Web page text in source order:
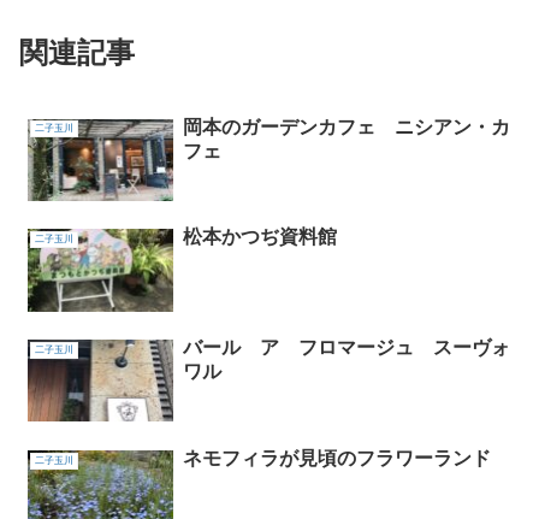
関連記事
二子玉川
岡本のガーデンカフェ ニシアン・カ
フェ
二子玉川 松本かつぢ資料館
二子玉川
バール ア フロマージュ スーヴォ
ワル
二子玉川 ネモフィラが見頃のフラワーランド